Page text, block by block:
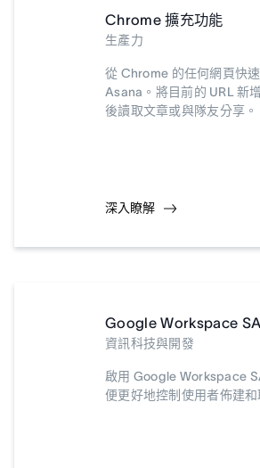
Chrome 擴充功能
生產力
從 Chrome 的任何網頁快
Asana。將目前的 URL 新
後讀取文章或與隊友分享。
深入瞭解
Google Workspace
資訊科技與開發
啟用 Google Workspace
便更好地控制使用者佈建和